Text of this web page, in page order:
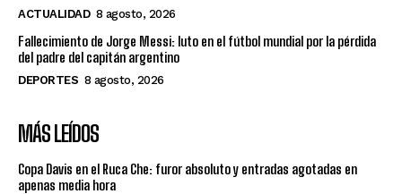
ACTUALIDAD 8 agosto, 2026
Fallecimiento de Jorge Messi: luto en el fútbol mundial por la pérdida
del padre del capitán argentino
DEPORTES 8 agosto, 2026
MÁS LEÍDOS
Copa Davis en el Ruca Che: furor absoluto y entradas agotadas en
apenas media hora